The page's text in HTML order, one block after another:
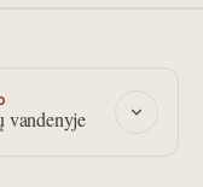
vandenyje